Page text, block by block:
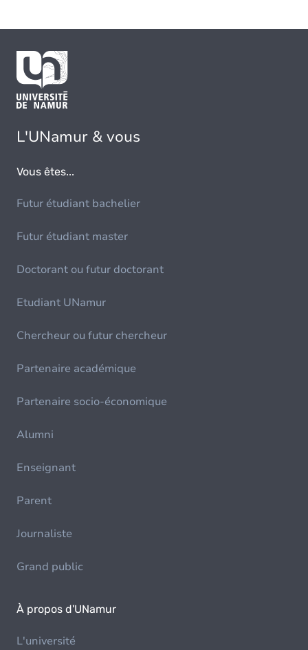
L'UNamur & vous
Vous êtes...
Futur étudiant bachelier
Futur étudiant master
Doctorant ou futur doctorant
Etudiant UNamur
Chercheur ou futur chercheur
Partenaire académique
Partenaire socio-économique
Alumni
Enseignant
Parent
Journaliste
Grand public
À propos d'UNamur
L'université